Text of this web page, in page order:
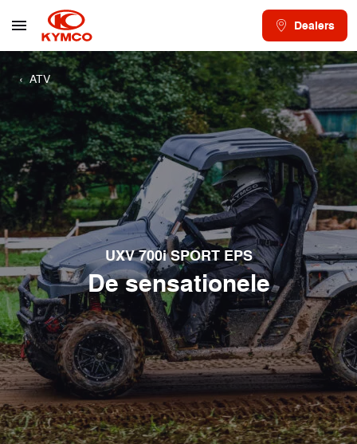
Dealers
ATV
UXV 700i SPORT EPS
De sensationele